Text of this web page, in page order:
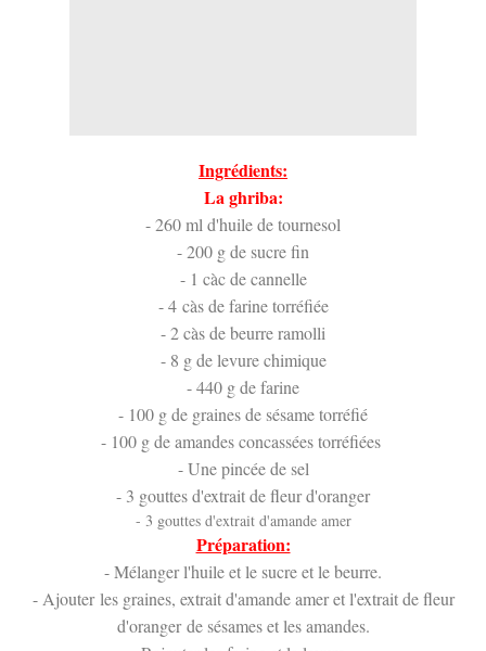
Ingrédients:
La ghriba:
- 260 ml d'huile de tournesol
- 200 g de sucre fin
- 1 càc de cannelle
- 4 càs de farine torréfiée
- 2 càs de beurre ramolli
- 8 g de levure chimique
- 440 g de farine
- 100 g de graines de sésame torréfié
- 100 g de amandes concassées torréfiées
- Une pincée de sel
- 3 gouttes d'extrait de fleur d'oranger
- 3 gouttes d'extrait d'amande amer
Préparation:
- Mélanger l'huile et le sucre et le beurre.
- Ajouter les graines, extrait d'amande amer et l'extrait de fleur
d'oranger de sésames et les amandes.